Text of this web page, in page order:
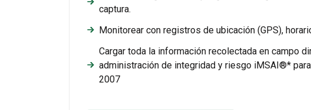
captura.
Monitorear con registros de ubicación (GPS),
Cargar toda la información recolectada en campo
administración de integridad y riesgo iMSAI®*
2007